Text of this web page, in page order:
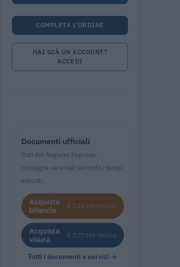
COMPLETA L'ORDINE
HAI GIÀ UN ACCOUNT?
ACCEDI
Documenti ufficiali
Dati del Registro Imprese,
consegna via email secondo i tempi
indicati.
Acquista
bilancio
€ 7,14 IVA inclusa
Acquista
visura
€ 7,77 IVA inclusa
Tutti i documenti e servizi →